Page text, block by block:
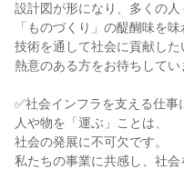
設計図が形になり、多くの人
「ものづくり」の醍醐味を味
技術を通して社会に貢献した
熱意のある方をお待ちしてい
✅社会インフラを支える仕事
人や物を「運ぶ」ことは、
社会の発展に不可欠です。
私たちの事業に共感し、社会